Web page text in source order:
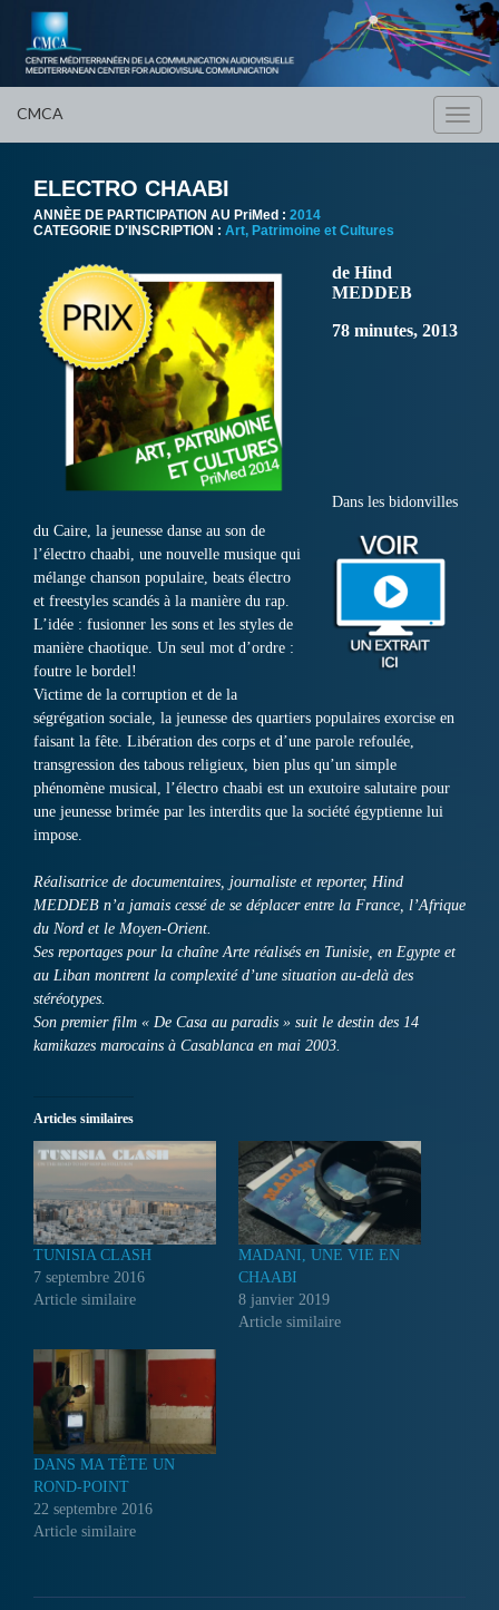
CMCA
ELECTRO CHAABI
ANNÈE DE PARTICIPATION AU PriMed : 2014
CATEGORIE D'INSCRIPTION : Art, Patrimoine et Cultures
de Hind
MEDDEB
78 minutes, 2013
Dans les bidonvilles
du Caire, la jeunesse danse au son de
l’électro chaabi, une nouvelle musique qui
mélange chanson populaire, beats électro
et freestyles scandés à la manière du rap.
L’idée : fusionner les sons et les styles de
manière chaotique. Un seul mot d’ordre :
foutre le bordel!
Victime de la corruption et de la
ségrégation sociale, la jeunesse des quartiers populaires exorcise en
faisant la fête. Libération des corps et d’une parole refoulée,
transgression des tabous religieux, bien plus qu’un simple
phénomène musical, l’électro chaabi est un exutoire salutaire pour
une jeunesse brimée par les interdits que la société égyptienne lui
impose.
Réalisatrice de documentaires, journaliste et reporter, Hind
MEDDEB n’a jamais cessé de se déplacer entre la France, l’Afrique
du Nord et le Moyen-Orient.
Ses reportages pour la chaîne Arte réalisés en Tunisie, en Egypte et
au Liban montrent la complexité d’une situation au-delà des
stéréotypes.
Son premier film « De Casa au paradis » suit le destin des 14
kamikazes marocains à Casablanca en mai 2003.
Articles similaires
TUNISIA CLASH
7 septembre 2016
Article similaire
MADANI, UNE VIE EN
CHAABI
8 janvier 2019
Article similaire
DANS MA TÊTE UN
ROND-POINT
22 septembre 2016
Article similaire